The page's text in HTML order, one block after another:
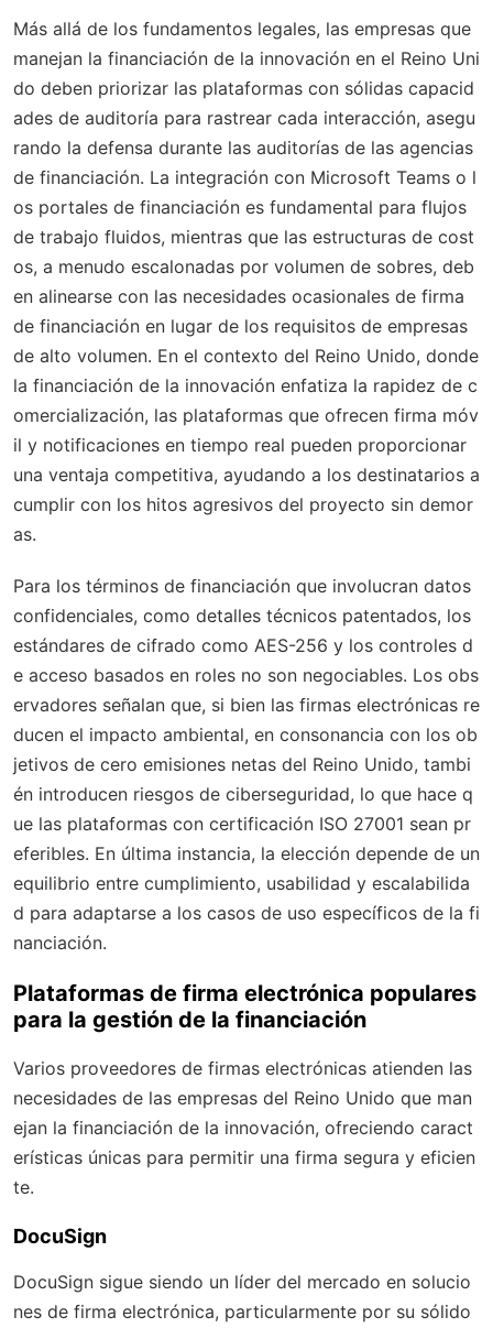
Más allá de los fundamentos legales, las empresas que
manejan la financiación de la innovación en el Reino Uni
do deben priorizar las plataformas con sólidas capacid
ades de auditoría para rastrear cada interacción, asegu
rando la defensa durante las auditorías de las agencias
de financiación. La integración con Microsoft Teams o l
os portales de financiación es fundamental para flujos
de trabajo fluidos, mientras que las estructuras de cost
os, a menudo escalonadas por volumen de sobres, deb
en alinearse con las necesidades ocasionales de firma
de financiación en lugar de los requisitos de empresas
de alto volumen. En el contexto del Reino Unido, donde
la financiación de la innovación enfatiza la rapidez de c
omercialización, las plataformas que ofrecen firma móv
il y notificaciones en tiempo real pueden proporcionar
una ventaja competitiva, ayudando a los destinatarios a
cumplir con los hitos agresivos del proyecto sin demor
as.
Para los términos de financiación que involucran datos
confidenciales, como detalles técnicos patentados, los
estándares de cifrado como AES-256 y los controles d
e acceso basados en roles no son negociables. Los obs
ervadores señalan que, si bien las firmas electrónicas re
ducen el impacto ambiental, en consonancia con los ob
jetivos de cero emisiones netas del Reino Unido, tambi
én introducen riesgos de ciberseguridad, lo que hace q
ue las plataformas con certificación ISO 27001 sean pr
eferibles. En última instancia, la elección depende de un
equilibrio entre cumplimiento, usabilidad y escalabilida
d para adaptarse a los casos de uso específicos de la fi
nanciación.
Plataformas de firma electrónica populares
para la gestión de la financiación
Varios proveedores de firmas electrónicas atienden las
necesidades de las empresas del Reino Unido que man
ejan la financiación de la innovación, ofreciendo caract
erísticas únicas para permitir una firma segura y eficien
te.
DocuSign
DocuSign sigue siendo un líder del mercado en solucio
nes de firma electrónica, particularmente por su sólido